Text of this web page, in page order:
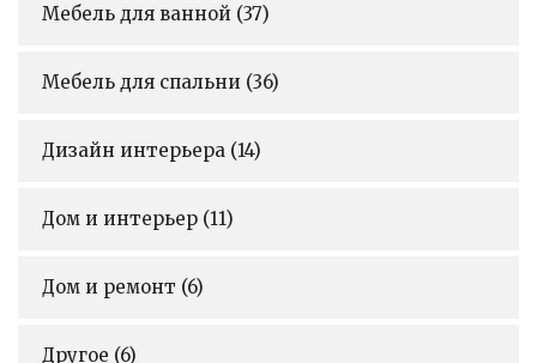
Мебель для ванной (37)
Мебель для спальни (36)
Дизайн интерьера (14)
Дом и интерьер (11)
Дом и ремонт (6)
Другое (6)